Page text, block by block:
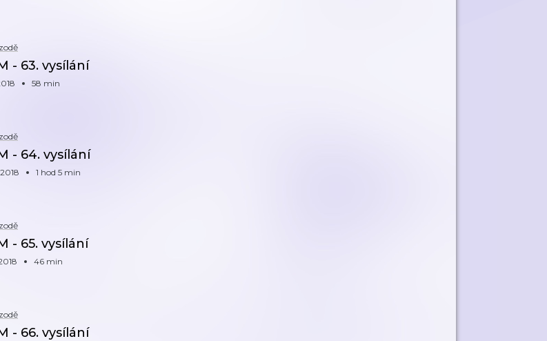
- 63. vysílání
58 min
- 64. vysílání
1 hod 5 min
- 65. vysílání
46 min
- 66. vysílání